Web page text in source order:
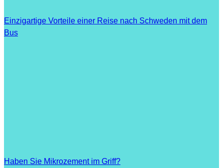
Einzigartige Vorteile einer Reise nach Schweden mit dem
Bus
Haben Sie Mikrozement im Griff?